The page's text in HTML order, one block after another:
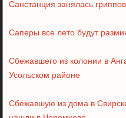
Санстанция занялась
Саперы все лето будут
Сбежавшего из колонии в
Усольском районе
Сбежавшую из дома в